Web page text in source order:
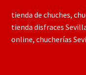
tienda de chuches,
tienda disfraces
online, chucherías